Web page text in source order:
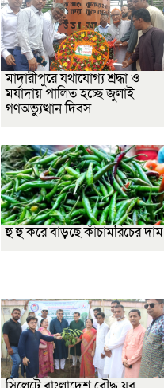
মাদারীপুরে যথাযোগ্য শ্রদ্ধা ও
মর্যাদায় পালিত হচ্ছে জুলাই
গণঅভ্যুত্থান দিবস
হু হু করে বাড়ছে কাঁচামরিচের দাম